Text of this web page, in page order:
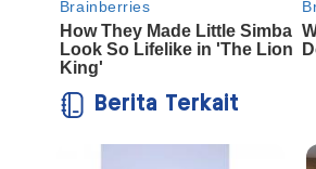
Berita Terkait